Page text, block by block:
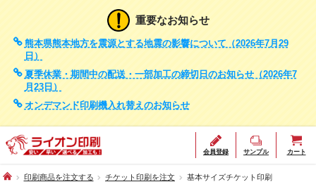
重要なお知らせ
熊本県熊本地方を震源とする地震の影響について（2026年7月29
日）
夏季休業・期間中の配送・一部加工の締切日のお知らせ（2026年7
月23日）
オンデマンド印刷機入れ替えのお知らせ
会員登録 サンプル カート
印刷商品を注文する チケット印刷を注文 基本サイズチケット印刷